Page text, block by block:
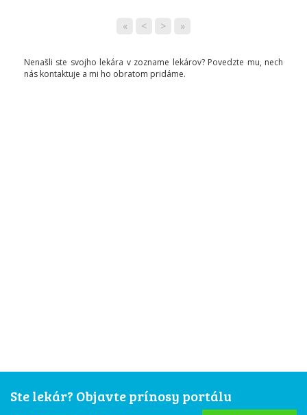
« < > »
Nenašli ste svojho lekára v zozname lekárov? Povedzte mu, nech
nás kontaktuje a mi ho obratom pridáme.
Ste lekár? Objavte prínosy portálu